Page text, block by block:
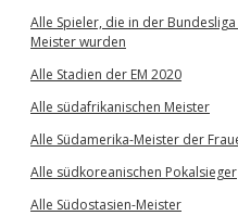
Alle Spieler, die in der
Meister wurden
Alle Stadien der EM 2020
Alle südafrikanischen Meister
Alle Südamerika-Meister der
Alle südkoreanischen Pokalsieger
Alle Südostasien-Meister